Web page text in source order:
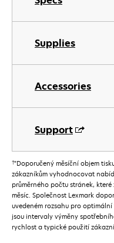
Supplies
Accessories
Support
†”Doporučený měsíční objem
zákazníkům vyhodnocovat
průměrného počtu stránek,
měsíc. Společnost Lexmark
uvedeném rozsahu pro
jsou intervaly výměny
rychlost a typické použití